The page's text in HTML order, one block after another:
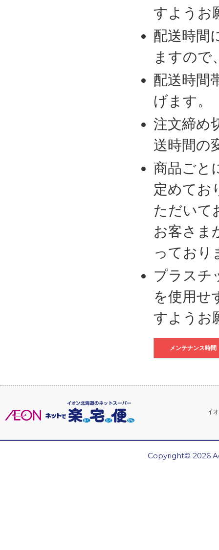
すようお
配送時間
ますので
配送時間
げます。
注文締め
送時間の
商品ごと
定めてお
ただいて
お客さま
っており
プラスチ
を使用せ
すようお
メンテナンス時間
イ
Copyright© 2026